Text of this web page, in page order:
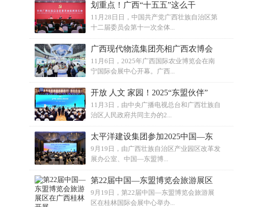
划重点！广西“十五五”这么干
11月28日日，中国共产党广西壮族自治区第
十二届委员会第十一次全体...
广西现代物流集团亮相广西农博会
11月6日，2025年广西国际农业博览会在南
宁国际会展中心开幕。广西...
开放 人文 家园！2025“东盟伙伴”
11月3日，由中央广播电视总台和广西壮族自
治区人民政府共同主办的2...
太平洋建设集团参加2025中国—东
9月19日，由广西壮族自治区产业园区改革发
展办公室、中国—东盟博...
第22届中国—东盟博览会旅游展区
9月19日，第22届中国—东盟博览会旅游展
区在桂林国际会展中心举办...